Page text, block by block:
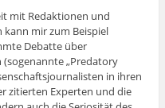
mit Redaktionen und
kann mir zum Beispiel
Debatte über
„Predatory
in ihren
zitierten Experten und die